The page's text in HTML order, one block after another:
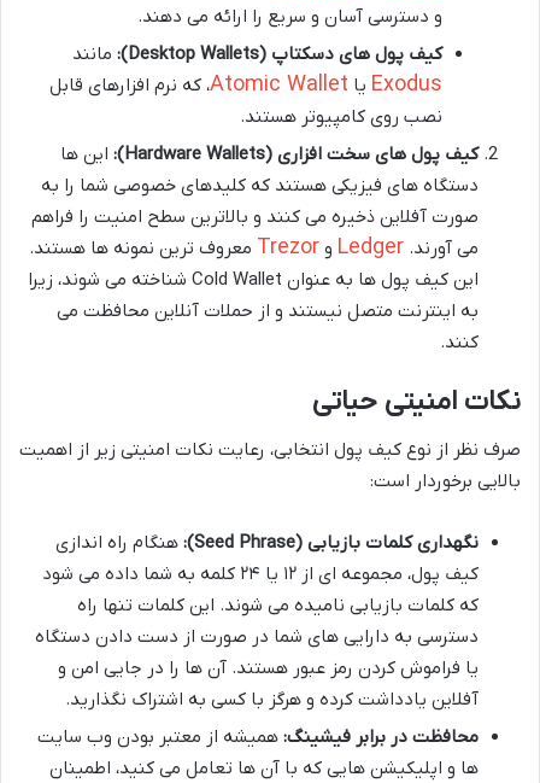
و دسترسی آسان و سریع را ارائه می دهند.
کیف پول های دسکتاپ (Desktop Wallets):
مانند
Exodus یا Atomic Wallet، که نرم افزارهای قابل
نصب روی کامپیوتر هستند.
کیف پول های سخت افزاری (Hardware Wallets):
این ها
دستگاه های فیزیکی هستند که کلیدهای خصوصی شما را به
صورت آفلاین ذخیره می کنند و بالاترین سطح امنیت را فراهم
می آورند. Ledger و Trezor معروف ترین نمونه ها هستند.
این کیف پول ها به عنوان Cold Wallet شناخته می شوند، زیرا
به اینترنت متصل نیستند و از حملات آنلاین محافظت می
کنند.
نکات امنیتی حیاتی
صرف نظر از نوع کیف پول انتخابی، رعایت نکات امنیتی زیر از اهمیت
بالایی برخوردار است:
نگهداری کلمات بازیابی (Seed Phrase):
هنگام راه اندازی
کیف پول، مجموعه ای از ۱۲ یا ۲۴ کلمه به شما داده می شود
که کلمات بازیابی نامیده می شوند. این کلمات تنها راه
دسترسی به دارایی های شما در صورت از دست دادن دستگاه
یا فراموش کردن رمز عبور هستند. آن ها را در جایی امن و
آفلاین یادداشت کرده و هرگز با کسی به اشتراک نگذارید.
محافظت در برابر فیشینگ: همیشه از معتبر بودن وب سایت
ها و اپلیکیشن هایی که با آن ها تعامل می کنید، اطمینان